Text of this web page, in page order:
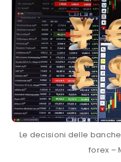
Le decisioni delle
forex –